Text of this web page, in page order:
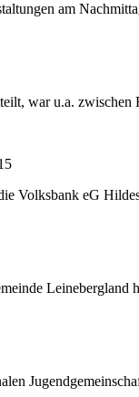
am
war u.a.
Volksbank eG
Leinebergland